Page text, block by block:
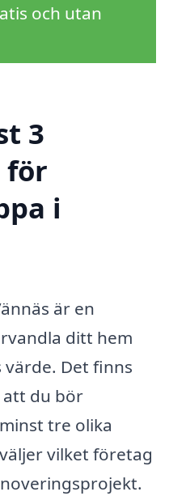
och utan
3
för
i
är en
ditt hem
värde. Det finns
du bör
tre olika
vilket företag